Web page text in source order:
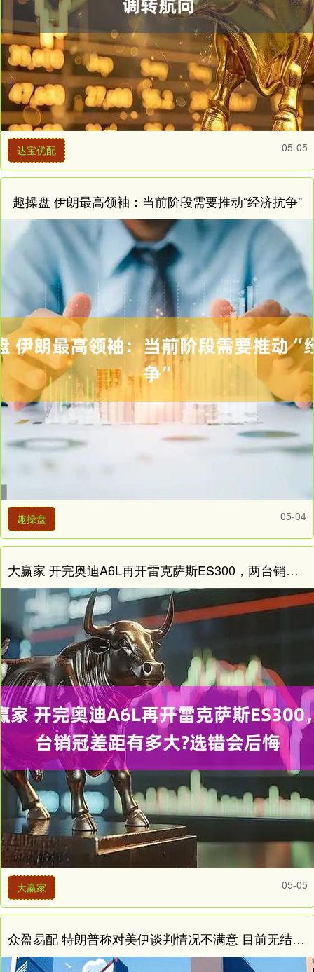
达宝优配 05-05
趣操盘 伊朗最高领袖：当前阶段需要推动“经济抗争”
趣操盘 05-04
大赢家 开完奥迪A6L再开雷克萨斯ES300，两台销冠差距有多大?选错会后悔
大赢家 05-05
众盈易配 特朗普称对美伊谈判情况不满意 目前无结束战争打算